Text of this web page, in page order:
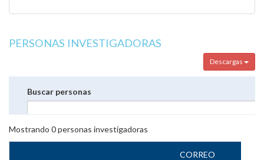
PERSONAS INVESTIGADORAS
Descargas
Buscar personas
Mostrando 0personas investigadoras
CORREO